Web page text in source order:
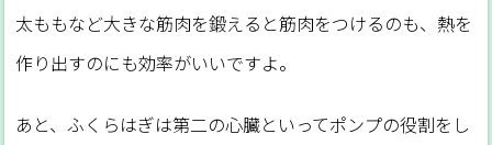
太ももなど大きな筋肉を鍛えると筋肉をつけるのも、熱を
作り出すのにも効率がいいですよ。
あと、ふくらはぎは第二の心臓といってポンプの役割をし